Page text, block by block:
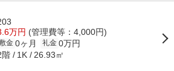
万円 (管理費等：4,000円)
金 0ヶ月 礼金 0万円
階 1K 26.93㎡